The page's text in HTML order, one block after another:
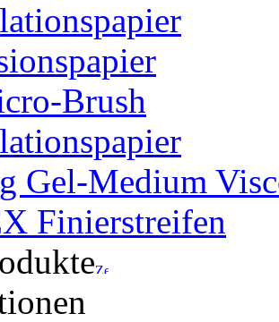
Brush
Gel-Medium
Finierstreifen